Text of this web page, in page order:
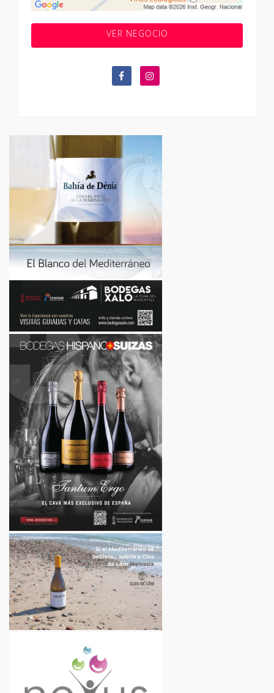
VER NEGOCIO